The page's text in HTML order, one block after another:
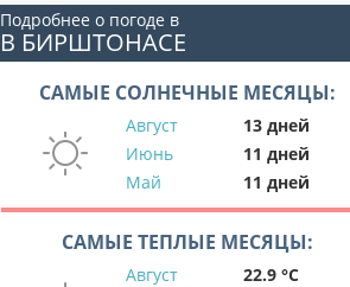
Подробнее о погоде в
В БИРШТОНАСЕ
САМЫЕ СОЛНЕЧНЫЕ МЕСЯЦЫ:
Август
13 дней
Июнь
11 дней
Май
11 дней
САМЫЕ ТЕПЛЫЕ МЕСЯЦЫ:
Август
22.9 °C